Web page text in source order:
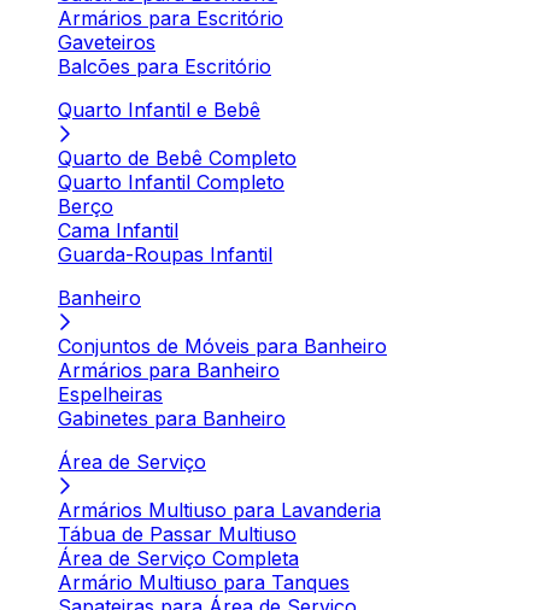
Armários para Escritório
Gaveteiros
Balcões para Escritório
Quarto Infantil e Bebê
Quarto de Bebê Completo
Quarto Infantil Completo
Berço
Cama Infantil
Guarda-Roupas Infantil
Banheiro
Conjuntos de Móveis para Banheiro
Armários para Banheiro
Espelheiras
Gabinetes para Banheiro
Área de Serviço
Armários Multiuso para Lavanderia
Tábua de Passar Multiuso
Área de Serviço Completa
Armário Multiuso para Tanques